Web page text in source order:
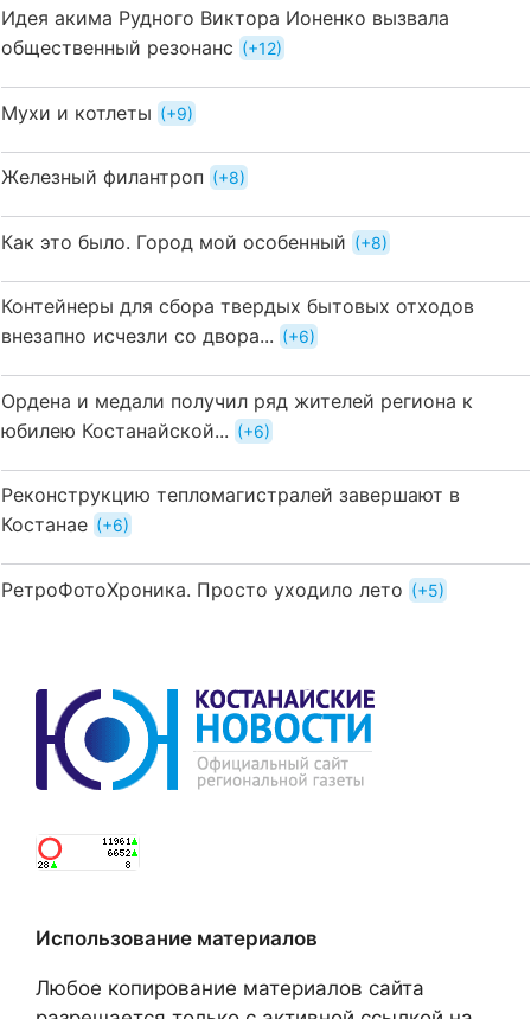
Идея акима Рудного Виктора Ионенко вызвала
общественный резонанс
+12
Мухи и котлеты +9
Железный филантроп +8
Как это было. Город мой особенный +8
Контейнеры для сбора твердых бытовых отходов
внезапно исчезли со двора...
+6
Ордена и медали получил ряд жителей региона к
юбилею Костанайской...
+6
Реконструкцию тепломагистралей завершают в
Костанае
+6
РетроФотоХроника. Просто уходило лето +5
Использование материалов
Любое копирование материалов сайта